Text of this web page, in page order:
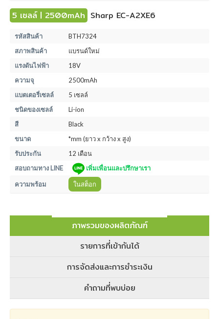
5 เซลล์ | 2500mAh Sharp EC-A2XE6
รหัสสินค้า
BTH7324
สภาพสินค้า
แบรนด์ใหม่
แรงดันไฟฟ้า
18V
ความจุ
2500mAh
แบตเตอรี่เซลล์
5 เซลล์
ชนิดของเซลล์
Li-ion
สี
Black
ขนาด
*mm (ยาว x กว้าง x สูง)
รับประกัน
12 เดือน
สอบถามทาง LINE
เพิ่มเพื่อนและปรึกษาเรา
ความพร้อม ในสต็อก
ภาพรวมของผลิตภัณฑ์
รายการที่เข้ากันได้
การจัดส่งและการชำระเงิน
คำถามที่พบบ่อย